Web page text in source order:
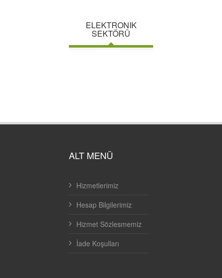
ELEKTRONIK
SEKTÖRÜ
ALT MENÜ
Hizmetlerimiz
Hesap Bilgilerimiz
Hizmet Sözlesmemiz
İade Koşulları